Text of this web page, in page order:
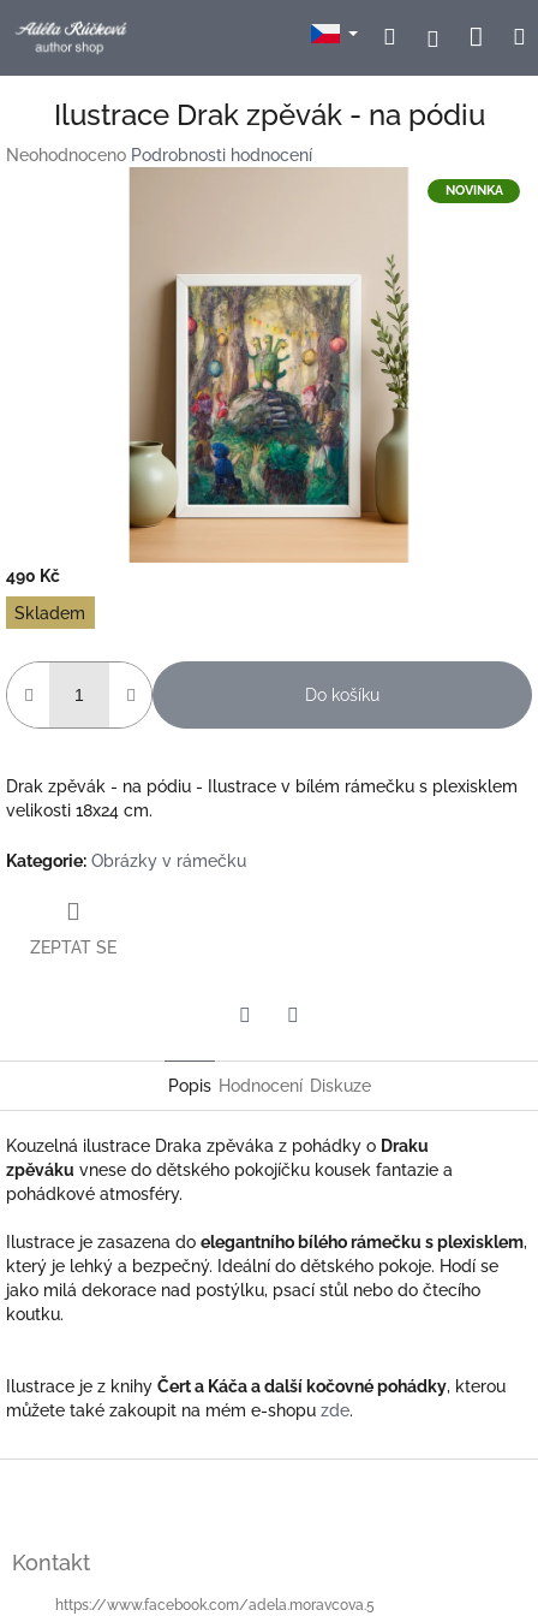
na
obsah
HledatPřihlášení
Ilustrace Drak zpěvák - na pódiu
Průměrné
Neohodnoceno Podrobnosti hodnocení
NOVINKA
490 Kč
Měrná
cena:
Skladem
Do košíku
Drak zpěvák - na pódiu - Ilustrace v bílém rámečku s plexisklem
velikosti 18x24 cm.
Kategorie: Obrázky v rámečku
ZEPTAT SE
Popis Hodnocení Diskuze
Kouzelná ilustrace Draka zpěváka z pohádky o Draku
zpěváku vnese do dětského pokojíčku kousek fantazie a
pohádkové atmosféry.
Ilustrace je zasazena do elegantního bílého rámečku s plexisklem,
který je lehký a bezpečný. Ideální do dětského pokoje. Hodí se
jako milá dekorace nad postýlku, psací stůl nebo do čtecího
koutku.
Ilustrace je z knihy Čert a Káča a další kočovné pohádky, kterou
můžete také zakoupit na mém e-shopu zde.
Kontakt
https://www.facebook.com/adela.moravcova.5